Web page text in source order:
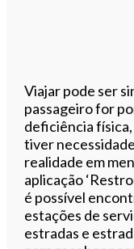
Viajar pode ser
passageiro for
deficiência
tiver
realidade em
aplicação
é possível
estações de
estradas e